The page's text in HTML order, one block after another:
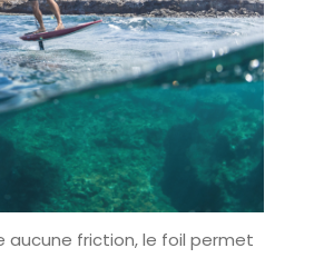
aucune friction, le foil permet